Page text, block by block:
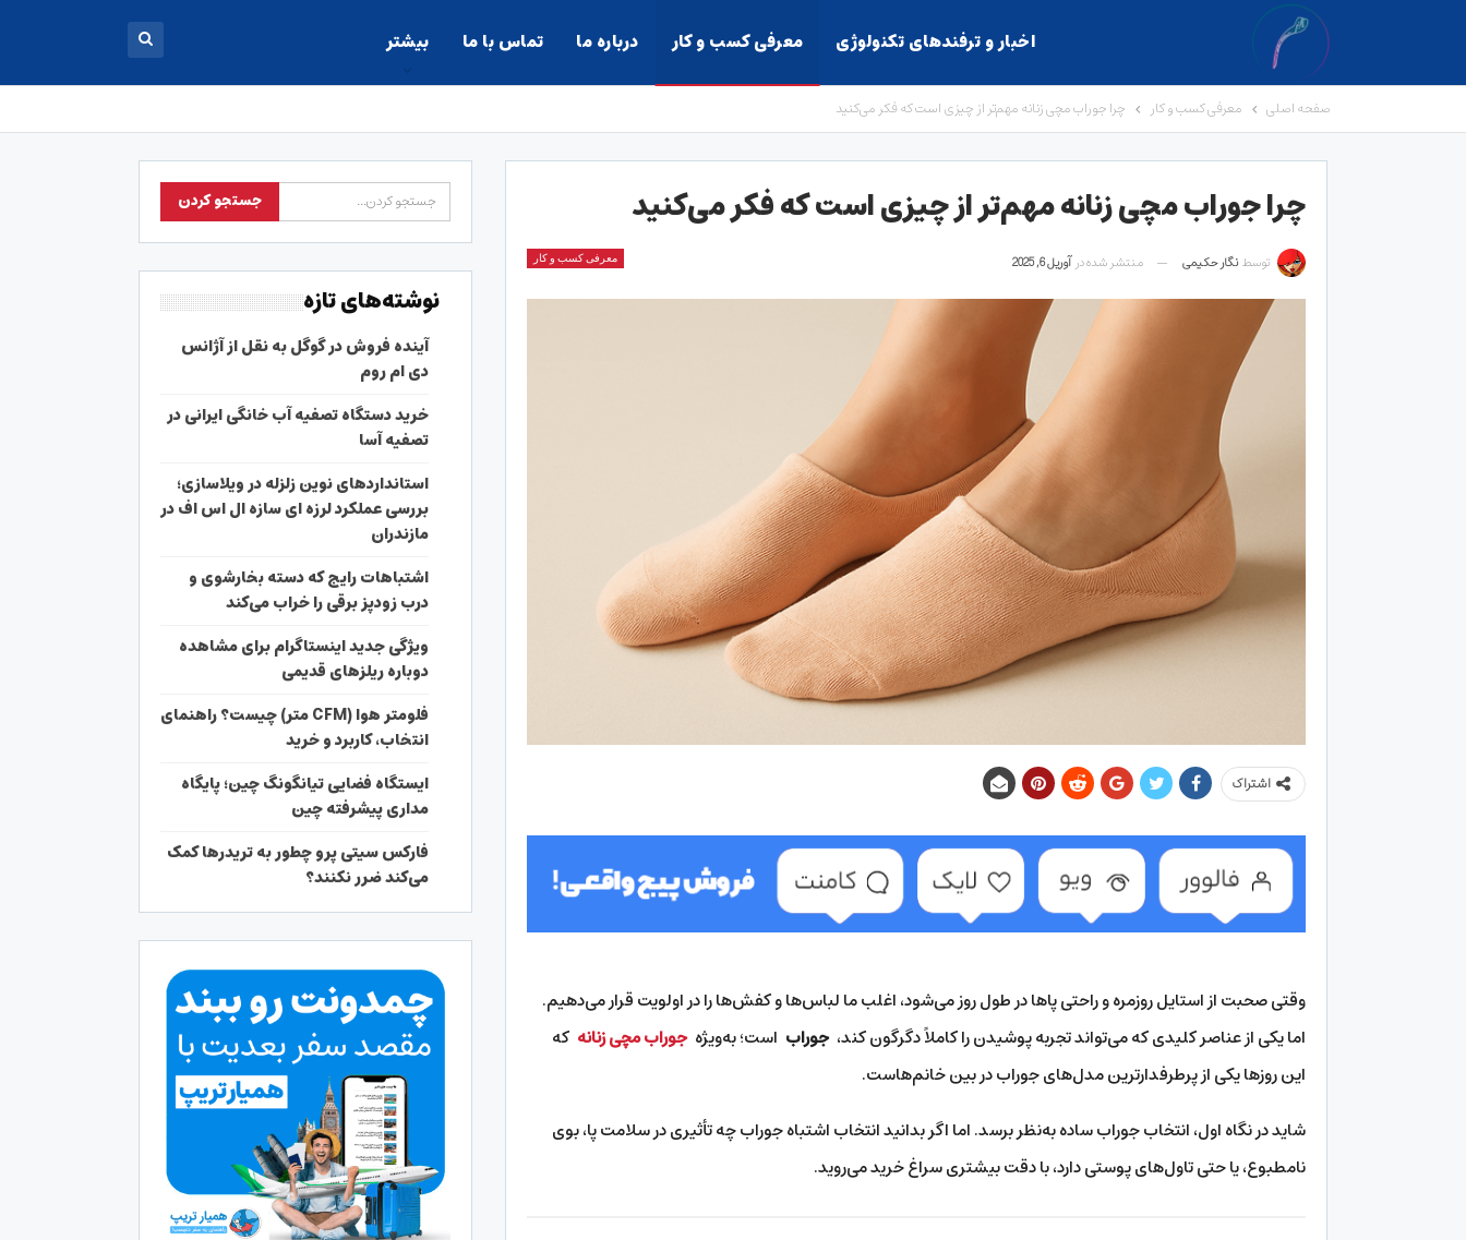
اخبار و ترفندهای تکنولوژی معرفی کسب و کار درباره ما تماس با ما بیشتر
صفحه اصلی معرفی کسب و کار چرا جوراب مچی زنانه مهم‌تر از چیزی است که فکر می‌کنید
چرا جوراب مچی زنانه مهم‌تر از چیزی است که فکر می‌کنید
معرفی کسب و کار توسط نگار حکیمی منتشر شده در آوریل 6, 2025
اشتراک
وقتی صحبت از استایل روزمره و راحتی پاها در طول روز می‌شود، اغلب ما لباس‌ها و کفش‌ها را در اولویت قرار می‌دهیم.
اما یکی از عناصر کلیدی که می‌تواند تجربه پوشیدن را کاملاً دگرگون کند،جوراب است؛ به‌ویژهجوراب مچی زنانه که
این روزها یکی از پرطرفدارترین مدل‌های جوراب در بین خانم‌هاست.
شاید در نگاه اول، انتخاب جوراب ساده به‌نظر برسد. اما اگر بدانید انتخاب اشتباه جوراب چه تأثیری در سلامت پا، بوی
نامطبوع، یا حتی تاول‌های پوستی دارد، با دقت بیشتری سراغ خرید می‌روید.
نوشته‌های تازه
آینده فروش در گوگل به نقل از آژانس
دی ام روم
خرید دستگاه تصفیه آب خانگی ایرانی در
تصفیه آسا
استانداردهای نوین زلزله در ویلاسازی؛
بررسی عملکرد لرزه ای سازه ال اس اف در
مازندران
اشتباهات رایج که دسته بخارشوی و
درب زودپز برقی را خراب می‌کند
ویژگی جدید اینستاگرام برای مشاهده
دوباره ریلزهای قدیمی
فلومتر هوا (CFM متر) چیست؟ راهنمای
انتخاب، کاربرد و خرید
ایستگاه فضایی تیانگونگ چین؛ پایگاه
مداری پیشرفته چین
فارکس سیتی پرو چطور به تریدرها کمک
می‌کند ضرر نکنند؟